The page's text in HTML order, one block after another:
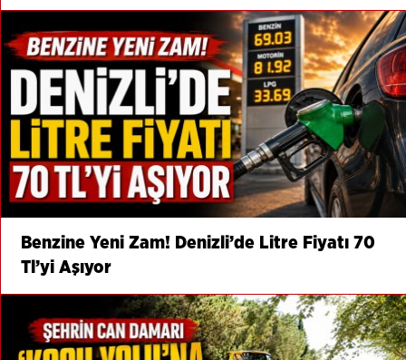
Benzine Yeni Zam! Denizli’de Litre Fiyatı 70
Tl’yi Aşıyor